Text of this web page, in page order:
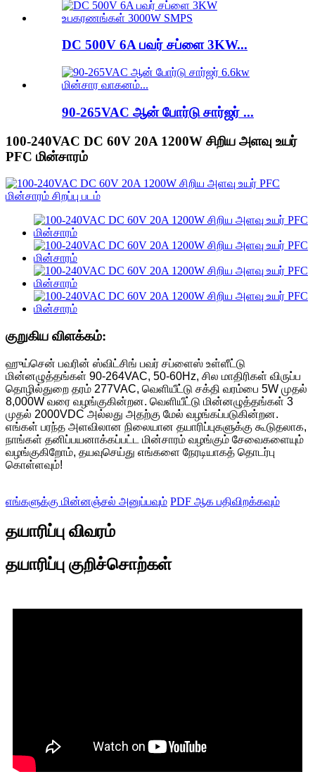
DC 500V 6A பவர் சப்ளை 3KW...
90-265VAC ஆன் போர்டு சார்ஜர் ...
100-240VAC DC 60V 20A 1200W சிறிய அளவு உயர்
PFC மின்சாரம்
குறுகிய விளக்கம்:
ஹுய்சென் பவரின் ஸ்விட்சிங் பவர் சப்ளைஸ் உள்ளீட்டு
மின்னழுத்தங்கள் 90-264VAC, 50-60Hz, சில மாதிரிகள் விருப்ப
தொழில்துறை தரம் 277VAC, வெளியீட்டு சக்தி வரம்பை 5W முதல்
8,000W வரை வழங்குகின்றன. வெளியீட்டு மின்னழுத்தங்கள் 3
முதல் 2000VDC அல்லது அதற்கு மேல் வழங்கப்படுகின்றன.
எங்கள் பரந்த அளவிலான நிலையான தயாரிப்புகளுக்கு கூடுதலாக,
நாங்கள் தனிப்பயனாக்கப்பட்ட மின்சாரம் வழங்கும் சேவைகளையும்
வழங்குகிறோம், தயவுசெய்து எங்களை நேரடியாகத் தொடர்பு
கொள்ளவும்!
எங்களுக்கு மின்னஞ்சல் அனுப்பவும் PDF ஆக பதிவிறக்கவும்
தயாரிப்பு விவரம்
தயாரிப்பு குறிச்சொற்கள்